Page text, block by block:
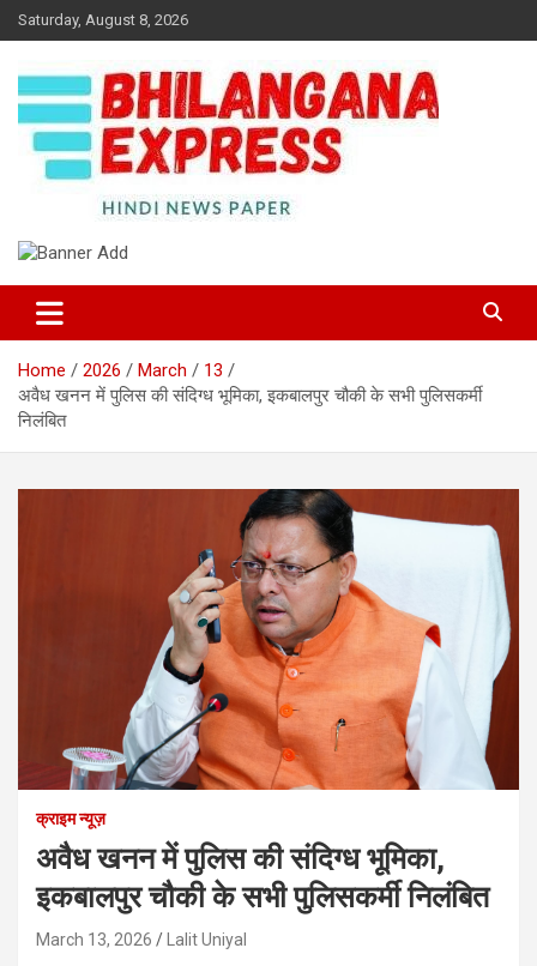
Skip
to
Saturday, August 8, 2026
Bhilangana Express
Home 2026 March
13
अवैध खनन में पुलिस की संदिग्ध भूमिका, इकबालपुर चौकी के सभी पुलिसकर्मी
निलंबित
क्राइम न्यूज़
अवैध खनन में पुलिस की संदिग्ध भूमिका,
इकबालपुर चौकी के सभी पुलिसकर्मी निलंबित
March 13, 2026 Lalit Uniyal